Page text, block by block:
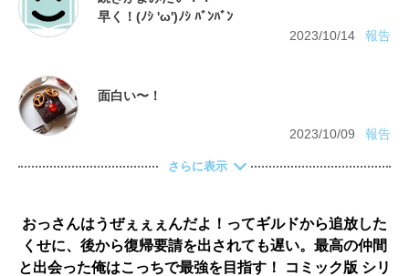
2023/10/14
報告
2023/10/09 報告
さらに表示
おっさんはうぜぇぇぇんだよ！ってギルドから追放した
くせに、後から復帰要請を出されても遅い。最高の仲間
と出会った俺はこっちで最強を目指す！ コミック版 シリ